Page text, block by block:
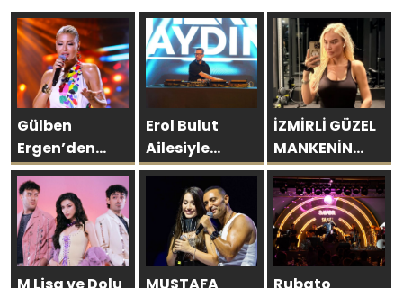
Gülben
Ergen’den
Kıbrıs’ta
Yapay Zekâ
Çıkışı
Erol Bulut
Ailesiyle
Başka
Resort’ta
Unutulmaz Bir
Tatil Yaşadı
İZMİRLİ GÜZEL
MANKENİN
KULİSLERİ
HAREKETLENDİ:
YENİ PROJELER
YOLDA!